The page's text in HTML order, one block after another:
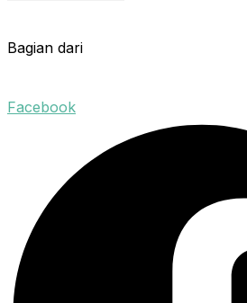
Bagian dari
Facebook